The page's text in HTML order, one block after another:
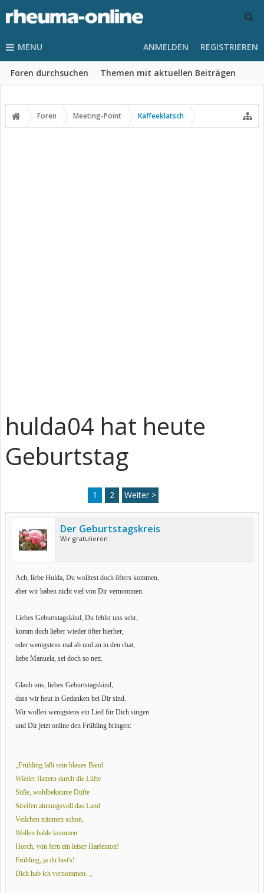
MENU
Foren durchsuchen Themen mit aktuellen Beiträgen
ANMELDEN REGISTRIEREN
Foren Meeting-Point Kaffeeklatsch
hulda04 hat heute
Geburtstag
1 2 Weiter >
Der Geburtstagskreis
Wir gratulieren
Ach, liebe Hulda, Du wolltest doch öfters kommen,
aber wir haben nicht viel von Dir vernommen.
Liebes Geburtstagskind, Du fehlst uns sehr,
komm doch lieber wieder öfter hierher,
oder wenigstens mal ab und zu in den chat,
liebe Manuela, sei doch so nett.
Glaub uns, liebes Geburtstagskind,
dass wir heut in Gedanken bei Dir sind.
Wir wollen wenigstens ein Lied für Dich singen
und Dir jetzt online den Frühling bringen:
„Frühling läßt sein blaues Band
Wieder flattern durch die Lüfte
Süße, wohlbekannte Düfte
Streifen ahnungsvoll das Land
Veilchen träumen schon,
Wollen balde kommen
Horch, von fern ein leiser Harfenton!
Frühling, ja du bist's!
Dich hab ich vernommen. „